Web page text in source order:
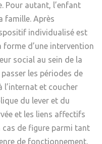
Pour autant, l’enfant
famille. Après
individualisé est
forme d’une intervention
social au sein de la
les périodes de
l’internat et coucher
du lever et du
et les liens affectifs
cas de figure parmi tant
de fonctionnement,